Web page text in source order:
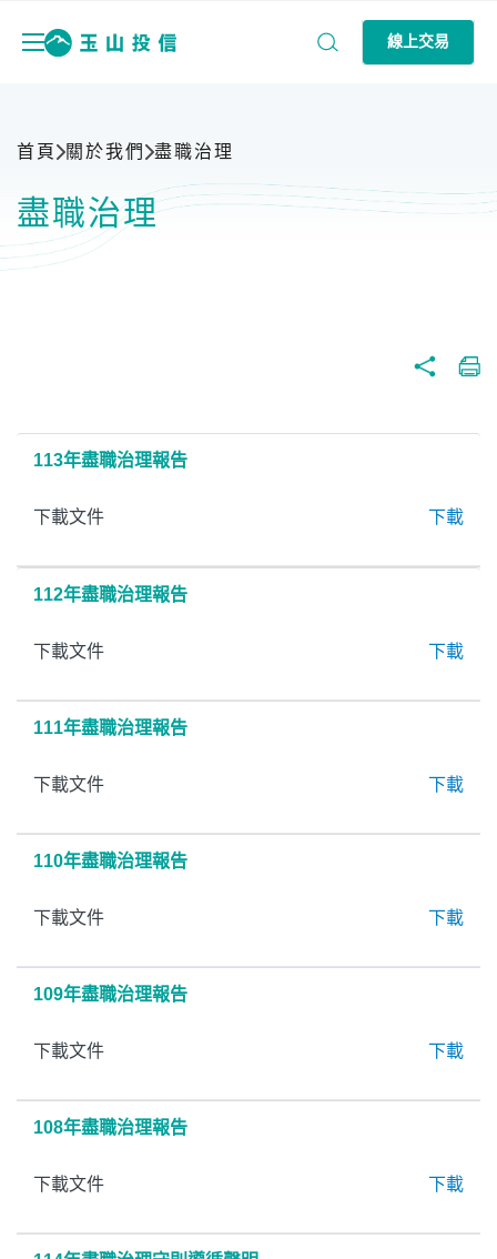
線上交易
首頁 關於我們 盡職治理
盡職治理
113年盡職治理報告
下載文件 下載
112年盡職治理報告
下載文件 下載
111年盡職治理報告
下載文件 下載
110年盡職治理報告
下載文件 下載
109年盡職治理報告
下載文件 下載
108年盡職治理報告
下載文件 下載